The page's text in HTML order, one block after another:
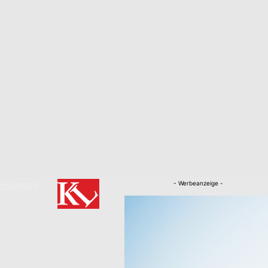
- Werbeanzeige -